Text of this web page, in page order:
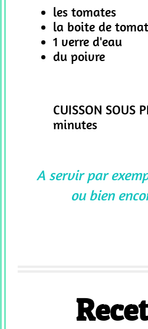
les tomates
la boite de
1 verre d'eau
du poivre
CUISSON SOUS
minutes
A servir par
ou bien